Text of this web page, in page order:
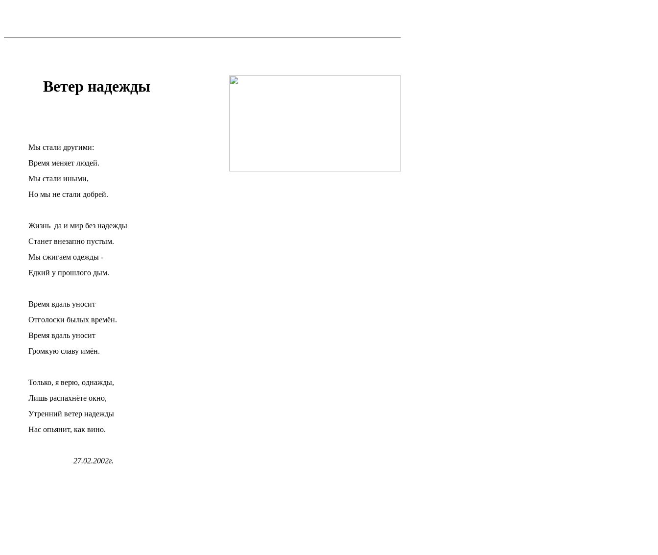
Ветер надежды
Мы стали другими:
Время меняет людей.
Мы стали иными,
Но мы не стали добрей.
Жизнь да и мир без надежды
Станет внезапно пустым.
Мы сжигаем одежды -
Едкий у прошлого дым.
Время вдаль уносит
Отголоски былых времён.
Время вдаль уносит
Громкую славу имён.
Только, я верю, однажды,
Лишь распахнёте окно,
Утренний ветер надежды
Нас опьянит, как вино.
27.02.2002г.